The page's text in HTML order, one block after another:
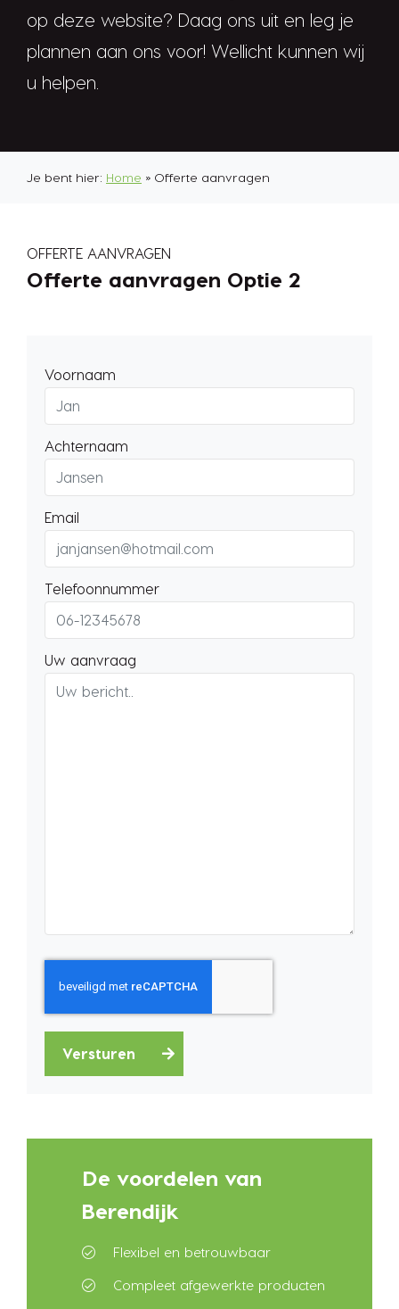
op deze website? Daag ons uit en leg je
plannen aan ons voor! Wellicht kunnen wij
u helpen.
Je bent hier: Home » Offerte aanvragen
OFFERTE AANVRAGEN
Offerte aanvragen Optie 2
Voornaam
Achternaam
Email
Telefoonnummer
Uw aanvraag
Versturen
De voordelen van
Berendijk
Flexibel en betrouwbaar
Compleet afgewerkte producten